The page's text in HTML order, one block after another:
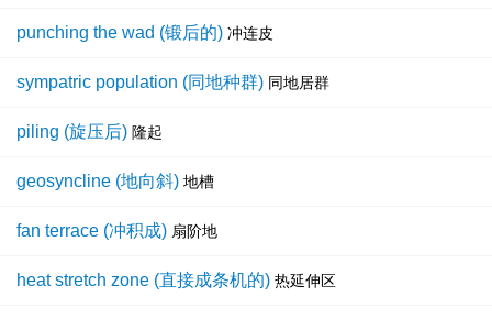
punching the wad (锻后的) 冲连皮
sympatric population (同地种群) 同地居群
piling (旋压后) 隆起
geosyncline (地向斜) 地槽
fan terrace (冲积成) 扇阶地
heat stretch zone (直接成条机的) 热延伸区